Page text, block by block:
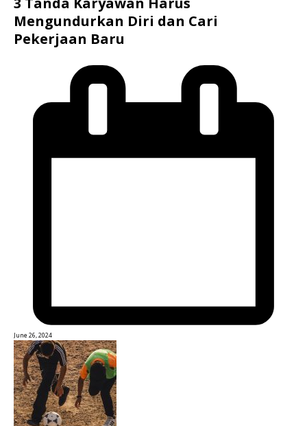
Mengundurkan Diri dan Cari
Pekerjaan Baru
June 26, 2024